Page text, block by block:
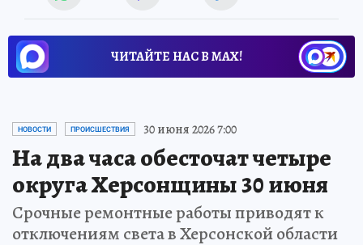
ЧИТАЙТЕ НАС В МАХ!
НОВОСТИ ПРОИСШЕСТВИЯ 30 июня 2026 7:00
На два часа обесточат четыре
округа Херсонщины 30 июня
Срочные ремонтные работы приводят к
отключениям света в Херсонской области